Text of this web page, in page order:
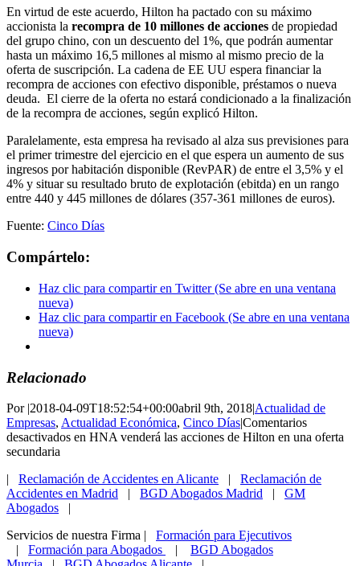
En virtud de este acuerdo, Hilton ha pactado con su máximo
accionista la recompra de 10 millones de acciones de propiedad
del grupo chino, con un descuento del 1%, que podrán aumentar
hasta un máximo 16,5 millones al mismo al mismo precio de la
oferta de suscripción. La cadena de EE UU espera financiar la
recompra de acciones con efectivo disponible, préstamos o nueva
deuda. El cierre de la oferta no estará condicionado a la finalización
de la recompra de acciones, según explicó Hilton.
Paralelamente, esta empresa ha revisado al alza sus previsiones para
el primer trimestre del ejercicio en el que espera un aumento de sus
ingresos por habitación disponible (RevPAR) de entre el 3,5% y el
4% y situar su resultado bruto de explotación (ebitda) en un rango
entre 440 y 445 millones de dólares (357-361 millones de euros).
Fuente: Cinco Días
Compártelo:
Haz clic para compartir en Twitter (Se abre en una ventana
nueva)
Haz clic para compartir en Facebook (Se abre en una ventana
nueva)
Relacionado
Por |2018-04-09T18:52:54+00:00abril 9th, 2018|Actualidad de
Empresas, Actualidad Económica, Cinco Días|Comentarios
desactivados en HNA venderá las acciones de Hilton en una oferta
secundaria
| Reclamación de Accidentes en Alicante | Reclamación de
Accidentes en Madrid | BGD Abogados Madrid | GM
Abogados |
Servicios de nuestra Firma | Formación para Ejecutivos
| Formación para Abogados | BGD Abogados